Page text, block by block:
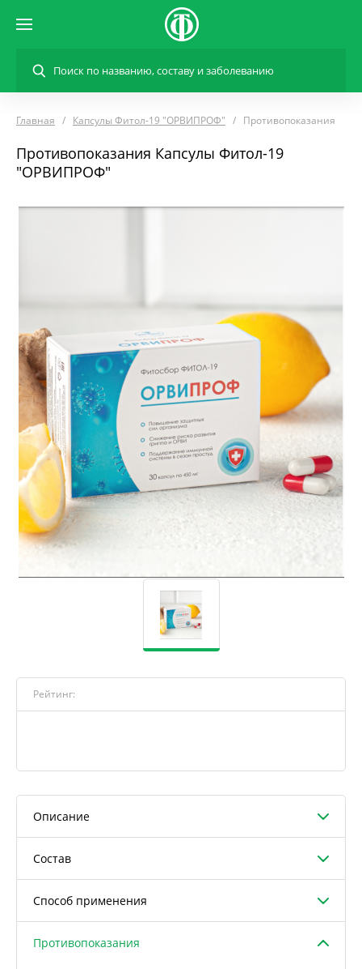
Главная Капсулы Фитол-19 "ОРВИПРОФ" Противопоказания
Противопоказания Капсулы Фитол-19
"ОРВИПРОФ"
Рейтинг:
Описание
Состав
Способ применения
Противопоказания